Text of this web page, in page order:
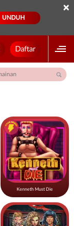
UNDUH
×
Daftar
Kenneth Must Die